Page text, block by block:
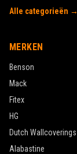
Alle categorieën →
MERKEN
Benson
Mack
Fitex
HG
Dutch Wallcoverings
Alabastine